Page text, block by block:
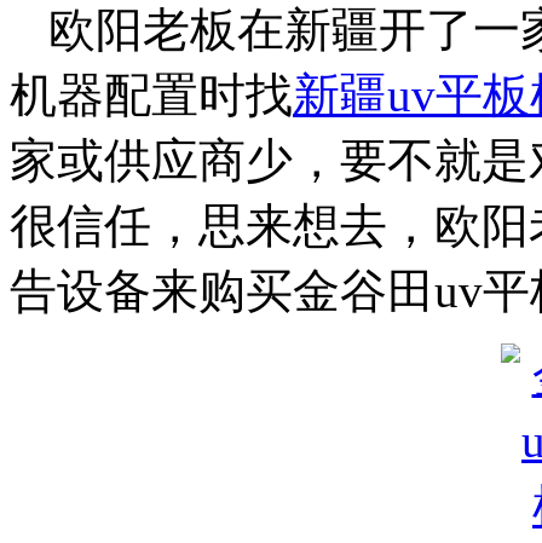
欧阳老板在新疆开了
机器配置时找新疆uv平板
家或供应商少，要不就
很信任，思来想去，欧
告设备来购买金谷田uv